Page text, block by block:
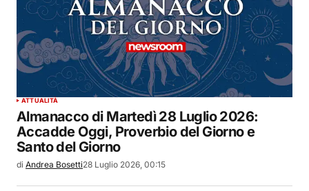
ATTUALITÀ
Almanacco di Martedì 28 Luglio 2026:
Accadde Oggi, Proverbio del Giorno e
Santo del Giorno
di Andrea Bosetti28 Luglio 2026, 00:15